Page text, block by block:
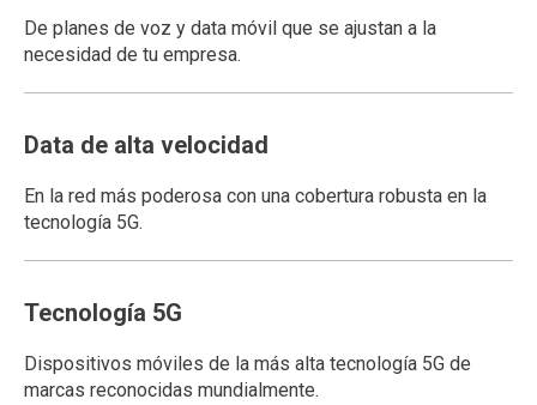
De planes de voz y data móvil que se ajustan a la
necesidad de tu empresa.
Data de alta velocidad
En la red más poderosa con una cobertura robusta en la
tecnología 5G.
Tecnología 5G
Dispositivos móviles de la más alta tecnología 5G de
marcas reconocidas mundialmente.